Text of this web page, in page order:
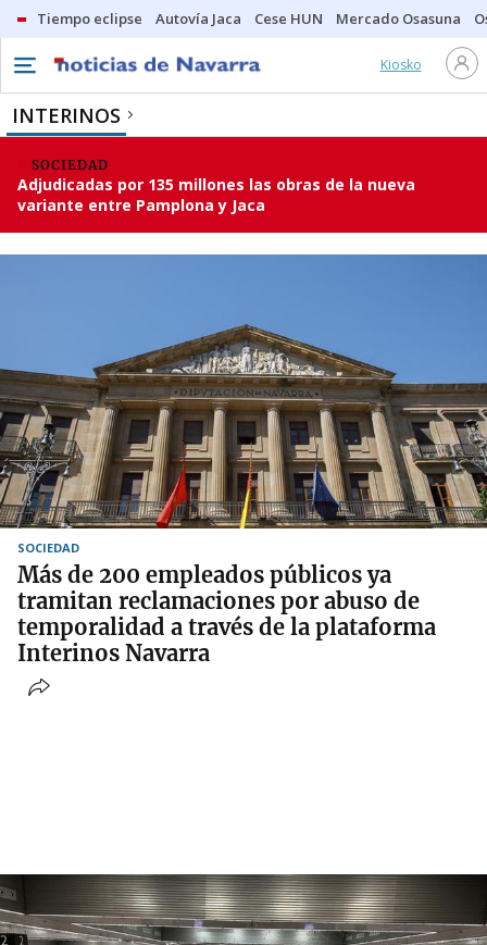
Tiempo eclipse Autovía Jaca Cese HUN Mercado Osasuna
Kiosko
INTERINOS
SOCIEDAD
Adjudicadas por 135 millones las obras de la nueva
variante entre Pamplona y Jaca
SOCIEDAD
Más de 200 empleados públicos ya
tramitan reclamaciones por abuso de
temporalidad a través de la plataforma
Interinos Navarra